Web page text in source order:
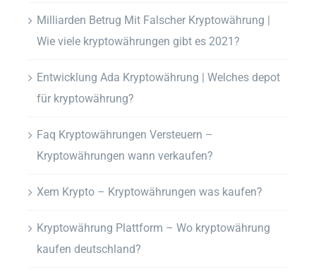
Milliarden Betrug Mit Falscher Kryptowährung |
Wie viele kryptowährungen gibt es 2021?
Entwicklung Ada Kryptowährung | Welches depot
für kryptowährung?
Faq Kryptowährungen Versteuern –
Kryptowährungen wann verkaufen?
Xem Krypto – Kryptowährungen was kaufen?
Kryptowährung Plattform – Wo kryptowährung
kaufen deutschland?